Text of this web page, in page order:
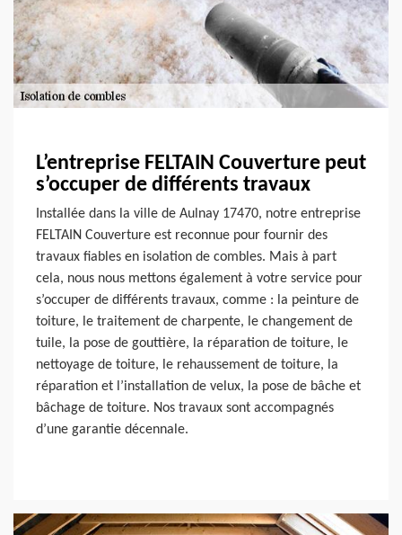
L’entreprise FELTAIN Couverture peut
s’occuper de différents travaux
Installée dans la ville de Aulnay 17470, notre entreprise
FELTAIN Couverture est reconnue pour fournir des
travaux fiables en isolation de combles. Mais à part
cela, nous nous mettons également à votre service pour
s’occuper de différents travaux, comme : la peinture de
toiture, le traitement de charpente, le changement de
tuile, la pose de gouttière, la réparation de toiture, le
nettoyage de toiture, le rehaussement de toiture, la
réparation et l’installation de velux, la pose de bâche et
bâchage de toiture. Nos travaux sont accompagnés
d’une garantie décennale.